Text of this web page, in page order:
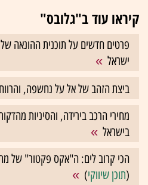
קיראו עוד ב"גלובס"
פרטים חדשים על תוכנית ההונאה
ישראל
ביצת הזהב של אל על נחשפה,
מחירי הרכב בירידה, והסיניות
בישראל
הכי קרוב לים: ה"אקס פקטור" של
(תוכן שיווקי)